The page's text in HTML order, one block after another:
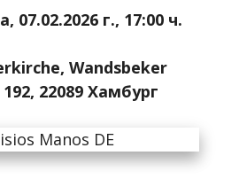
07.02.2026 г., 17:00 ч.
Wandsbeker
22089 Хамбург